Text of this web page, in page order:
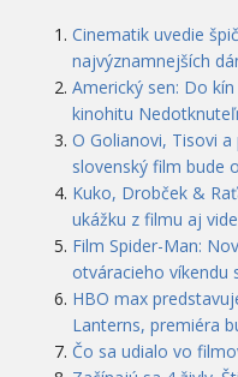
Cinematik uvedie
najvýznamnejších
Americký sen: Do
kinohitu
O Golianovi, Tisovi
slovenský film bude
Kuko, Drobček &
ukážku z filmu aj
Film Spider-Man:
otváracieho víkendu
HBO max
Lanterns, premiéra
Čo sa udialo vo